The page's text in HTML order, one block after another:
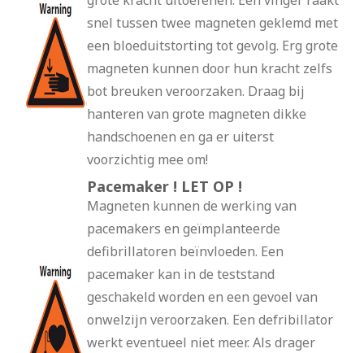
snel tussen twee magneten geklemd met
een bloeduitstorting tot gevolg. Erg grote
magneten kunnen door hun kracht zelfs
bot breuken veroorzaken. Draag bij
hanteren van grote magneten dikke
handschoenen en ga er uiterst
voorzichtig mee om!
Pacemaker ! LET OP !
Magneten kunnen de werking van
pacemakers en geïmplanteerde
defibrillatoren beïnvloeden. Een
pacemaker kan in de teststand
geschakeld worden en een gevoel van
onwelzijn veroorzaken. Een defribillator
werkt eventueel niet meer. Als drager